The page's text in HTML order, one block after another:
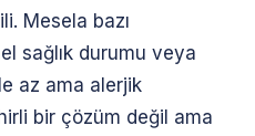
Mesela bazı
sağlık durumu veya
az ama alerjik
bir çözüm değil ama